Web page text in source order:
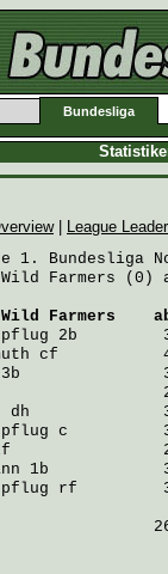
Bundesliga
|
League
1. Bundesliga
Wild Farmers (0)
Farmers
2b
cf           4
3b               3
2
dh              3
c          3
2
1b            3
rf         3